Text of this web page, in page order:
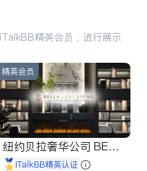
精英会员，进行展示
精英会员
纽约贝拉奢华公司 BELL
A LUXE
iTalkBB精英认证